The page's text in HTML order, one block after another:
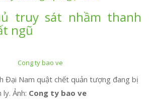
truy sát nhầm thanh
ngũ
Đại Nam quật chết quản tượng đang bị
ly. Ảnh: Cong ty bao ve